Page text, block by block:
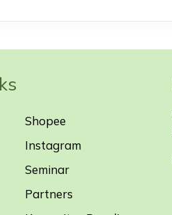
Shopee
Instagram
Seminar
Partners